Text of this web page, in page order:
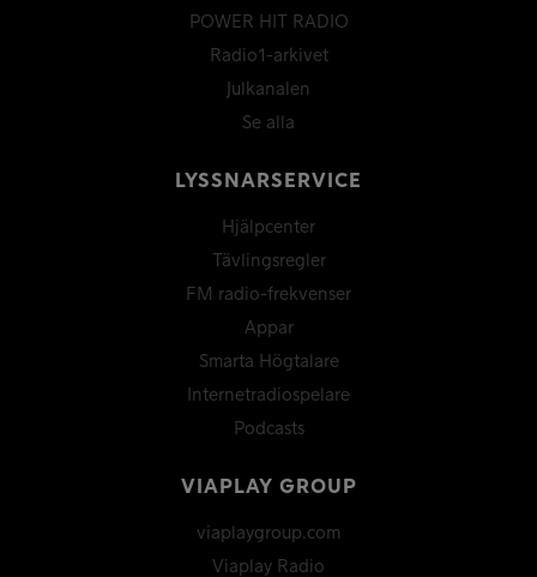
POWER HIT RADIO
Radio1-arkivet
Julkanalen
Se alla
LYSSNARSERVICE
Hjälpcenter
Tävlingsregler
FM radio-frekvenser
Appar
Smarta Högtalare
Internetradiospelare
Podcasts
VIAPLAY GROUP
viaplaygroup.com
Viaplay Radio